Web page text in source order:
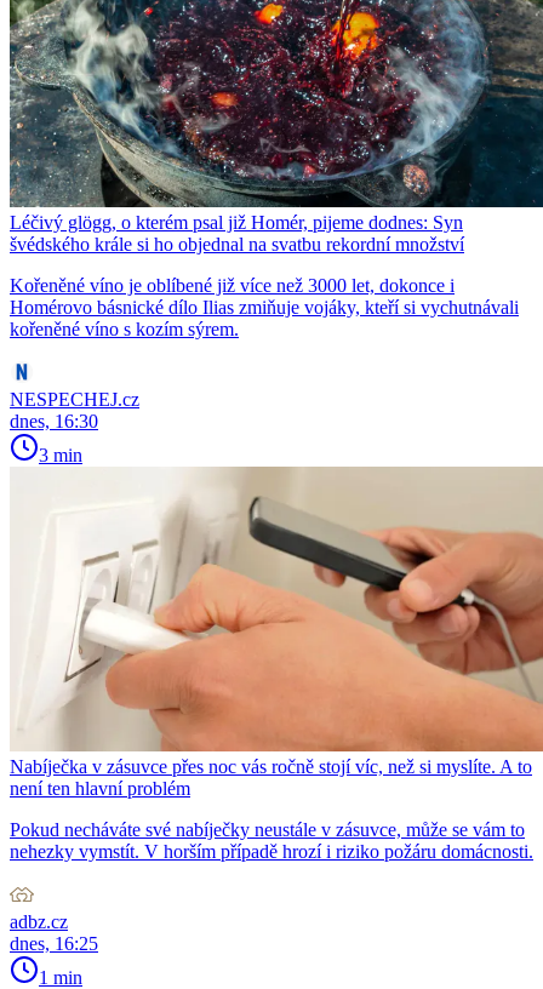
Léčivý glögg, o kterém psal již Homér, pijeme dodnes: Syn
švédského krále si ho objednal na svatbu rekordní množství
Kořeněné víno je oblíbené již více než 3000 let, dokonce i
Homérovo básnické dílo Ilias zmiňuje vojáky, kteří si vychutnávali
kořeněné víno s kozím sýrem.
NESPECHEJ.cz
dnes, 16:30
3 min
Nabíječka v zásuvce přes noc vás ročně stojí víc, než si myslíte. A to
není ten hlavní problém
Pokud necháváte své nabíječky neustále v zásuvce, může se vám to
nehezky vymstít. V horším případě hrozí i riziko požáru domácnosti.
adbz.cz
dnes, 16:25
1 min